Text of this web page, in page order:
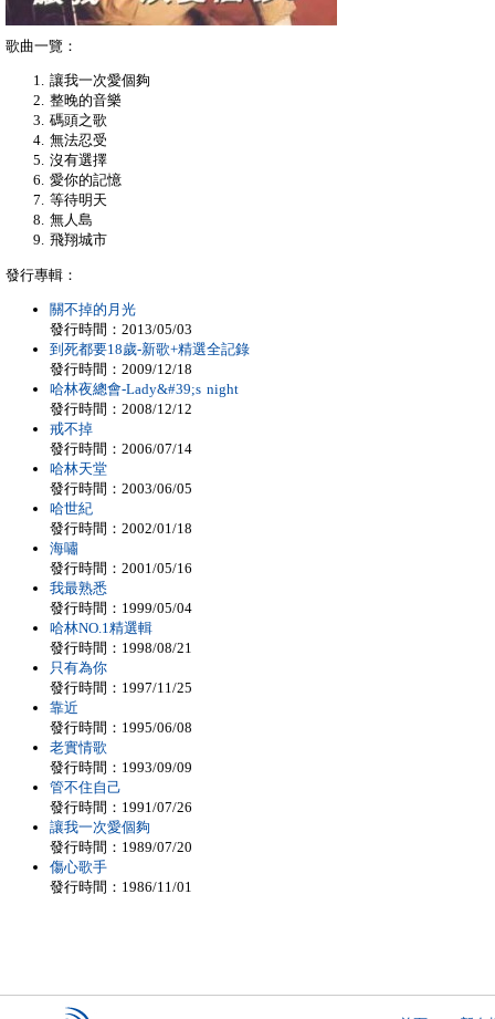
歌曲一覽：
讓我一次愛個夠
整晚的音樂
碼頭之歌
無法忍受
沒有選擇
愛你的記憶
等待明天
無人島
飛翔城市
發行專輯：
關不掉的月光
發行時間：2013/05/03
到死都要18歲-新歌+精選全記錄
發行時間：2009/12/18
哈林夜總會-Lady&#39;s night
發行時間：2008/12/12
戒不掉
發行時間：2006/07/14
哈林天堂
發行時間：2003/06/05
哈世紀
發行時間：2002/01/18
海嘯
發行時間：2001/05/16
我最熟悉
發行時間：1999/05/04
哈林NO.1精選輯
發行時間：1998/08/21
只有為你
發行時間：1997/11/25
靠近
發行時間：1995/06/08
老實情歌
發行時間：1993/09/09
管不住自己
發行時間：1991/07/26
讓我一次愛個夠
發行時間：1989/07/20
傷心歌手
發行時間：1986/11/01